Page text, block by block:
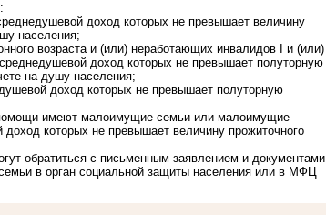
доход которых не превышает величину
населения;
возраста и (или) неработающих инвалидов I и (или)
доход которых не превышает полуторную
на душу населения;
доход которых не превышает полуторную
имеют малоимущие семьи или малоимущие
которых не превышает величину прожиточного
обратиться с письменным заявлением и документами
в орган социальной защиты населения или в МФЦ